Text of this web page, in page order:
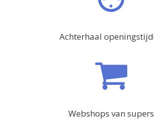
Achterhaal
Webshops van supers